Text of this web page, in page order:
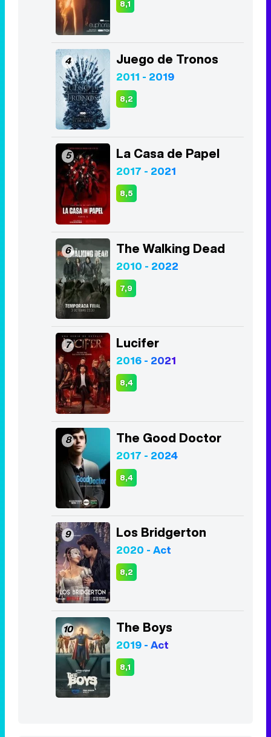
8,1
4 Juego de Tronos
2011 - 2019
8,2
5 La Casa de Papel
2017 - 2021
8,5
6 The Walking Dead
2010 - 2022
7,9
7 Lucifer
2016 - 2021
8,4
8 The Good Doctor
2017 - 2024
8,4
9 Los Bridgerton
2020 - Act
8,2
10 The Boys
2019 - Act
8,1